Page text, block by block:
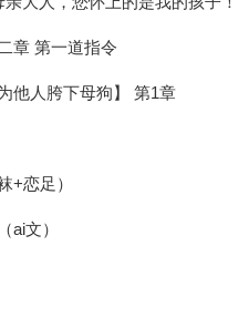
章 第一道指令
他人胯下母狗】 第1章
+恋足）
ai文）